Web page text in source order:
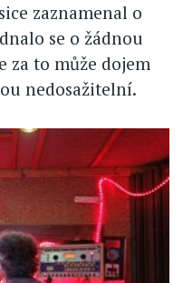
zaznamenal o
se o žádnou
za to může dojem
nedosažitelní.